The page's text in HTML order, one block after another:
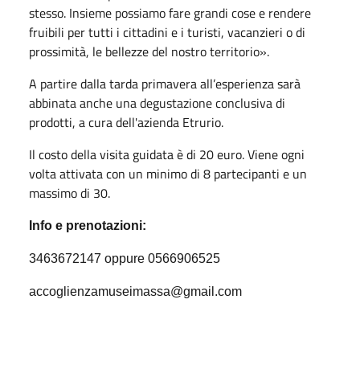
stesso. Insieme possiamo fare grandi cose e rendere
fruibili per tutti i cittadini e i turisti, vacanzieri o di
prossimità, le bellezze del nostro territorio».
A partire dalla tarda primavera all’esperienza sarà
abbinata anche una degustazione conclusiva di
prodotti, a cura dell'azienda Etrurio.
Il costo della visita guidata è di 20 euro. Viene ogni
volta attivata con un minimo di 8 partecipanti e un
massimo di 30.
Info e prenotazioni:
3463672147 oppure 0566906525
accoglienzamuseimassa@gmail.com